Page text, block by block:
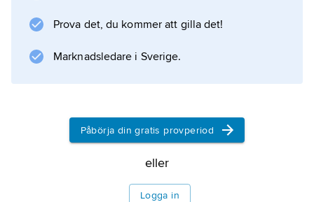
Prova det, du kommer att gilla det!
Marknadsledare i Sverige.
Påbörja din gratis provperiod
eller
Logga in